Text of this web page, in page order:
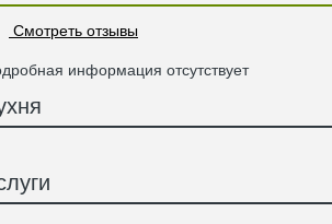
Смотреть отзывы
информация отсутствует